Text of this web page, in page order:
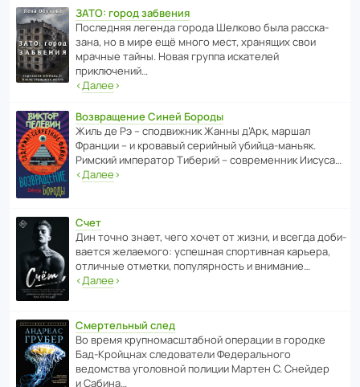
ЗАТО: город забвения
После­дняя легенда города Шелково была расска­
зана, но в мире ещё много мест, хранящих свои
мрачные тайны. Новая группа иска­телей
приключений…
‹Далее›
Возвращение Синей Бороды
Жиль де Рэ – спод­ви­жник Жанны д’Арк, маршал
Франции – и кровавый серийный убийца-маньяк.
Римский импе­ратор Тиберий – совре­менник Иисуса…
‹Далее›
Счет
Дин точно знает, чего хочет от жизни, и всегда доби­
ва­ется жела­е­мого: успе­шная спор­ти­вная карьера,
отли­чные отметки, попу­ля­р­ность и внимание…
‹Далее›
Смертельный след
Во время круп­но­мас­ш­та­бной операции в городке
Бад‑Крой­цнах следо­ва­тели Феде­раль­ного
ведомства уголо­вной полиции Мартен С. Снейдер
и Сабина…